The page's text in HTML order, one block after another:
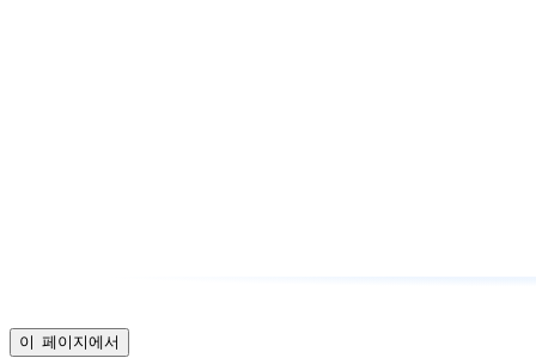
이 페이지에서